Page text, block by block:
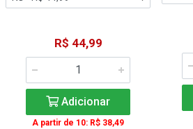
R$ 44,99
Adicionar
A partir de 10: R$ 38,49